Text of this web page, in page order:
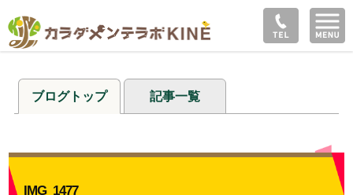
ブログトップ 記事一覧
IMG_1477